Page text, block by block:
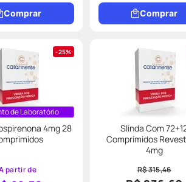
Comprar Comprar
25%
de Laboratório
4mg 28
partir de
Slinda Com
Comprimidos
4mg
R$ 315,46